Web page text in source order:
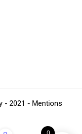
- 2021 - Mentions